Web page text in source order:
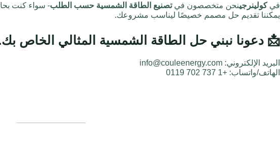
فيكولينرجينحن متخصصون فيتصنيع الطاقة الشمسية حسب الطلب- سواء كنت
يمكننا تقديم حل مصمم خصيصًا ليناسب مشروعك.
📩 دعونا نبني حل الطاقة الشمسية المثالي الخاص
البريد الإلكتروني: info@couleenergy.com
الهاتف/واتساب: +1 737 702 0119